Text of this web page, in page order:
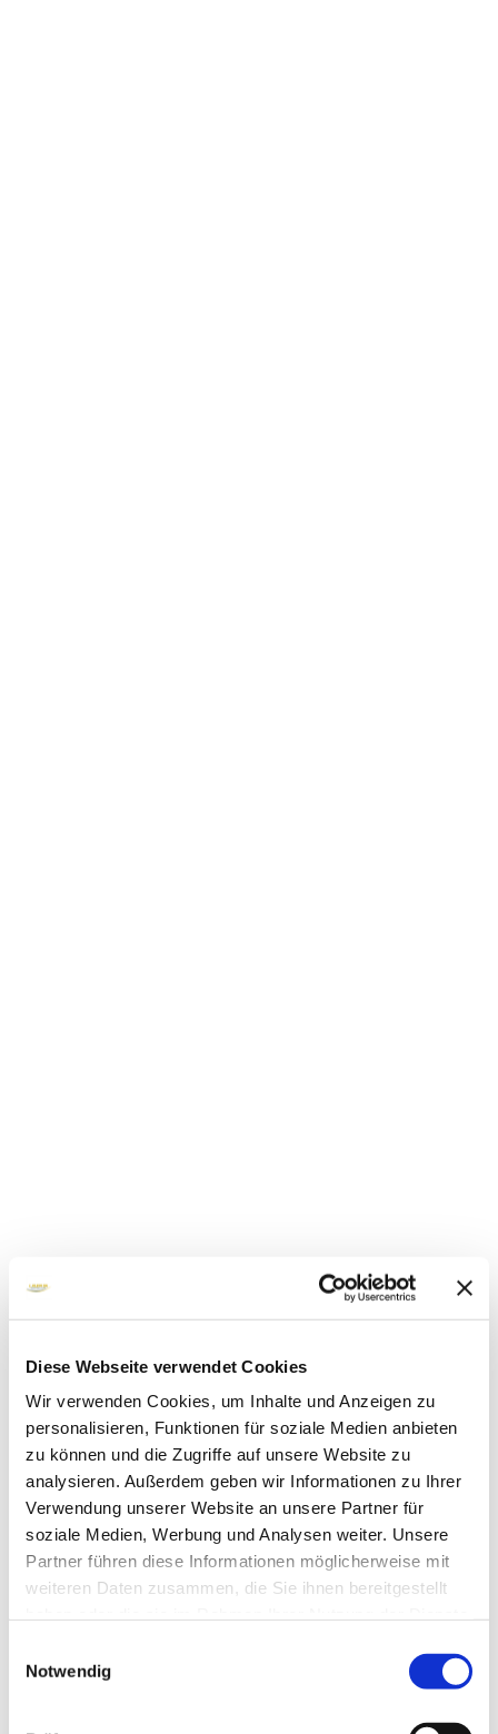
Diese Webseite verwendet Cookies
Wir verwenden Cookies, um Inhalte und Anzeigen zu
personalisieren, Funktionen für soziale Medien anbieten
zu können und die Zugriffe auf unsere Website zu
analysieren. Außerdem geben wir Informationen zu Ihrer
Verwendung unserer Website an unsere Partner für
soziale Medien, Werbung und Analysen weiter. Unsere
Partner führen diese Informationen möglicherweise mit
weiteren Daten zusammen, die Sie ihnen bereitgestellt
Notwendig